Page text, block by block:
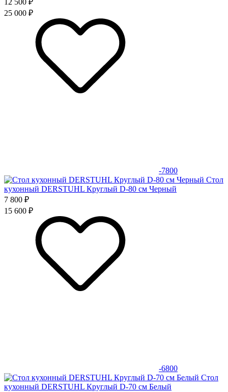
12 500 ₽
25 000 ₽
-7800
Стол
кухонный DERSTUHL Круглый D-80 см Черный
7 800 ₽
15 600 ₽
-6800
Стол
кухонный DERSTUHL Круглый D-70 см Белый